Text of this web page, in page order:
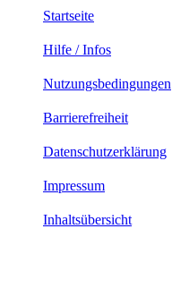
Startseite
Hilfe / Infos
Nutzungsbedingungen
Barrierefreiheit
Datenschutzerklärung
Impressum
Inhaltsübersicht